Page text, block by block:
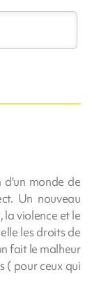
d'un monde de
Un nouveau
la violence et le
les droits de
fait le malheur
( pour ceux qui